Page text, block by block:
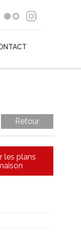
Retour
les plans